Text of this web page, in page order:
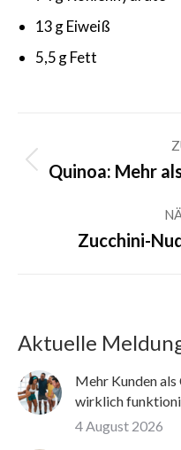
13 g Eiweiß
5,5 g Fett
Quinoa: Mehr
Zucchini-
Aktuelle
Mehr Kunden als
wirklich
4 August 2026